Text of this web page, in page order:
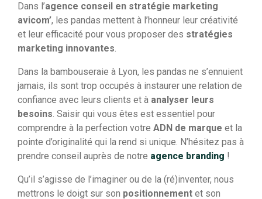
Dans l’agence conseil en stratégie marketing
avicom’, les pandas mettent à l’honneur leur créativité
et leur efficacité pour vous proposer des stratégies
marketing innovantes.
Dans la bambouseraie à Lyon, les pandas ne s’ennuient
jamais, ils sont trop occupés à instaurer une relation de
confiance avec leurs clients et à analyser leurs
besoins. Saisir qui vous êtes est essentiel pour
comprendre à la perfection votre ADN de marque et la
pointe d’originalité qui la rend si unique. N’hésitez pas à
prendre conseil auprès de notre agence branding !
Qu’il s’agisse de l’imaginer ou de la (ré)inventer, nous
mettrons le doigt sur son positionnement et son